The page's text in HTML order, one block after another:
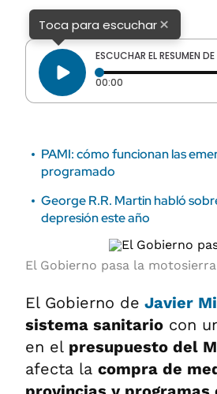
Toca para escuchar×
ESCUCHAR EL RESUMEN
00:00 Tiempo
PAMI: cómo funcionan las
programado
George R.R. Martin habló
depresión este año
El Gobierno pasa la
El Gobierno de Javier
sistema sanitario con
en el presupuesto del
afecta la compra de